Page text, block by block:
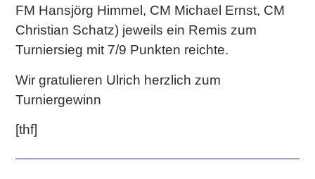
FM Hansjörg Himmel, CM Michael Ernst, CM
Christian Schatz) jeweils ein Remis zum
Turniersieg mit 7/9 Punkten reichte.
Wir gratulieren Ulrich herzlich zum
Turniergewinn
[thf]